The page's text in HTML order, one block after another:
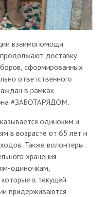
взаимопомощи
доставку
сформированных
ответственного
в рамках
#ЗАБОТАРЯДОМ.
одиноким и
в возрасте от 65 лет и
Также волонтеры
хранения
одиночкам,
в текущей
придерживаются